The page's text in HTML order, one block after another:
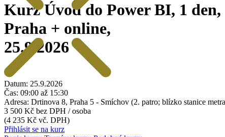
Kurz Úvod do Power BI, 1 den,
Praha + online,
25.9.2026
Datum: 25.9.2026
Čas: 09:00 až 15:30
Adresa: Drtinova 8, Praha 5 - Smíchov (2. patro; blízko stanice
3 500 Kč bez DPH / osoba
(4 235 Kč vč. DPH)
Přihlásit se na kurz